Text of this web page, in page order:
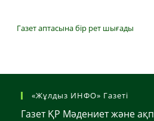
Газет аптасына бір рет шығады
«Жұлдыз ИНФО» Газеті
Газет ҚР Мәдениет және